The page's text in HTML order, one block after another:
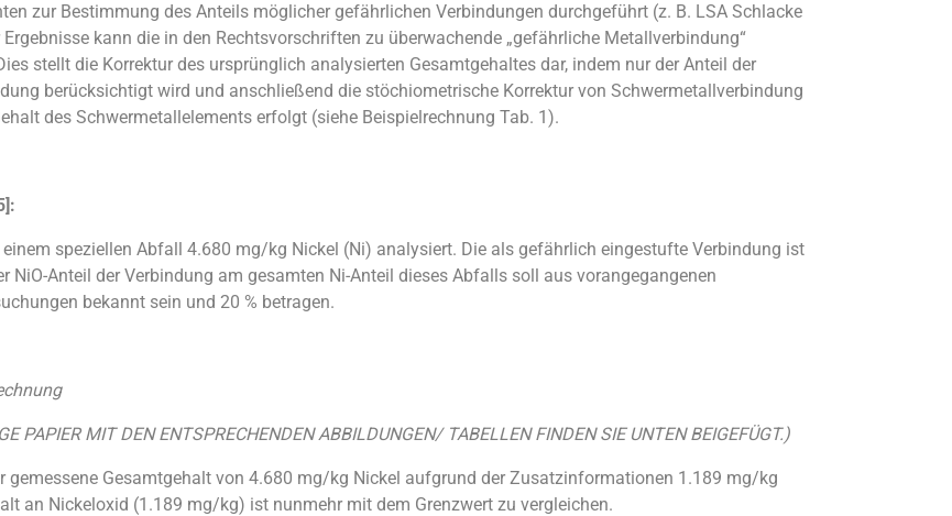
zur Bestimmung des Anteils möglicher gefährlichen Verbindungen durchgeführt (z. B. LSA Schlacke
kann die in den Rechtsvorschriften zu überwachende „gefährliche Metallverbindung“
stellt die Korrektur des ursprünglich analysierten Gesamtgehaltes dar, indem nur der Anteil der
berücksichtigt wird und anschließend die stöchiometrische Korrektur von Schwermetall­verbindung
des Schwermetallelements erfolgt (siehe Beispielrechnung Tab. 1).
speziellen Abfall 4.680 mg/kg Nickel (Ni) analysiert. Die als gefährlich eingestufte Verbindung ist
NiO-Anteil der Verbindung am gesamten Ni-Anteil dieses Abfalls soll aus vorangegangenen
bekannt sein und 20 % betragen.
PAPIER MIT DEN ENTSPRECHENDEN ABBILDUNGEN/ TABELLEN FINDEN SIE UNTEN BEIGEFÜGT.)
gemessene Gesamtgehalt von 4.680 mg/kg Nickel aufgrund der Zusatzinformationen 1.189 mg/kg
an Nickeloxid (1.189 mg/kg) ist nunmehr mit dem Grenzwert zu vergleichen.